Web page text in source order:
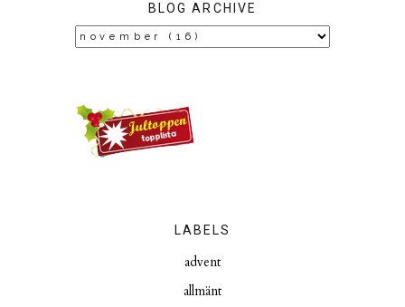
BLOG ARCHIVE
LABELS
advent
allmänt